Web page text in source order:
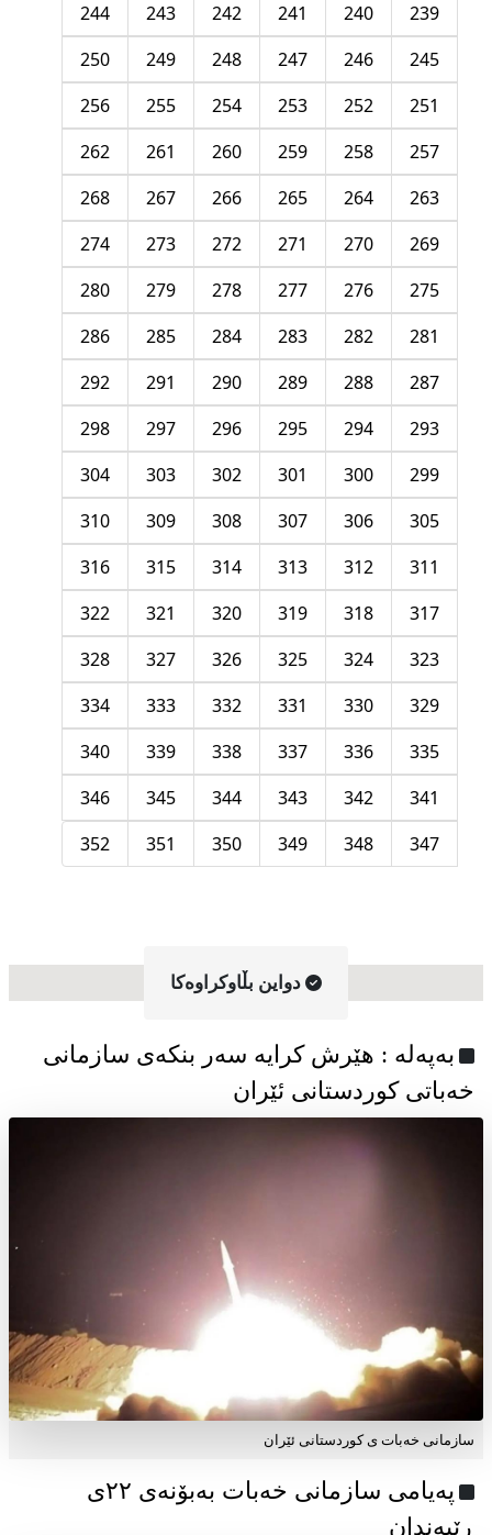
239
240
241
242
243
244
245
246
247
248
249
250
251
252
253
254
255
256
257
258
259
260
261
262
263
264
265
266
267
268
269
270
271
272
273
274
275
276
277
278
279
280
281
282
283
284
285
286
287
288
289
290
291
292
293
294
295
296
297
298
299
300
301
302
303
304
305
306
307
308
309
310
311
312
313
314
315
316
317
318
319
320
321
322
323
324
325
326
327
328
329
330
331
332
333
334
335
336
337
338
339
340
341
342
343
344
345
346
347
348
349
350
351
352
دواین بڵاوکراوه‌کا
به‌په‌له‌ : هێرش کرایە سەر بنکەی سازمانی
خەباتی کوردستانی ئێران
سازمانی خەبات ی کوردستانی ئێران
پەیامی سازمانی خەبات بەبۆنەی ۲۲ی
ڕێبەندان